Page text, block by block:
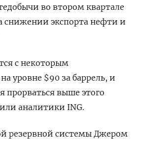
во втором квартале
снижении экспорта нефти и
с некоторым
уровне $90 за баррель, и
прорваться выше этого
аналитики ING.
резервной системы Джером